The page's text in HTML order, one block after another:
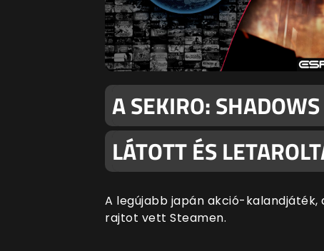
A SEKIRO:
LÁTOTT ÉS
A legújabb japán akció-kalandjáték,
rajtot vett Steamen.